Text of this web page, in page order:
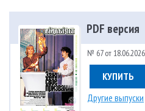
PDF версия
№ 67 от 18.06.2026
КУПИТЬ
Другие выпуски